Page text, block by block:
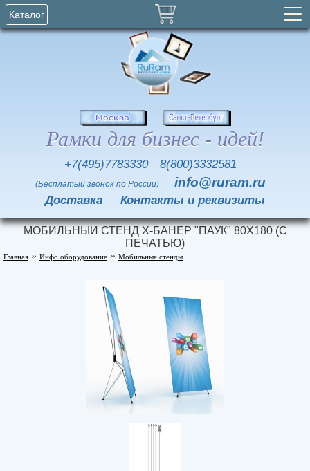
Каталог
Рамки для бизнес - идей!
+7(495)7783330 8(800)3332581
(Бесплатый звонок по России) info@ruram.ru
Доставка Контакты и реквизиты
МОБИЛЬНЫЙ СТЕНД Х-БАНЕР "ПАУК" 80Х180 (С
ПЕЧАТЬЮ)
Главная » Инфо оборудование » Мобильные стенды